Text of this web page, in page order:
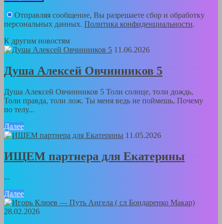
Отправляя сообщение, Вы разрешаете сбор и обработку
персональных данных. Политика конфиденциальности.
К другим новостям
11.06.2026
Душа Алексей Овчинников 5
Душа Алексей Овчинников 5 Толи солнце, толи дождь,
Толи правда, толи лож. Ты меня ведь не поймешь, Почему
по телу...
Далее
11.05.2026
ИЩЕМ партнера для Екатерины
...
Далее
28.02.2026